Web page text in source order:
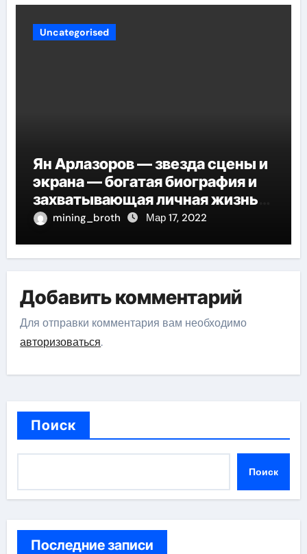
Uncategorised
Ян Арлазоров — звезда сцены и
экрана — богатая биография и
захватывающая личная жизнь
великого актера
mining_broth Мар 17, 2022
Добавить комментарий
Для отправки комментария вам необходимо
авторизоваться.
Поиск
Поиск
Последние записи